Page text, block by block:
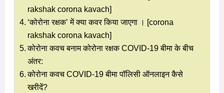
rakshak corona kavach]
‘कोरोना रक्षक’ में क्या कवर किया जाएगा । [corona
rakshak corona kavach]
कोरोना कवच बनाम कोरोना रक्षक COVID-19 बीमा के बीच
अंतर:
कोरोना कवच COVID-19 बीमा पॉलिसी ऑनलाइन कैसे
खरीदें?